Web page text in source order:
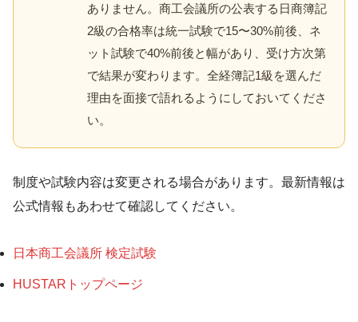
ありません。商工会議所の公表する日商簿記
2級の合格率は統一試験で15〜30%前後、ネ
ット試験で40%前後と幅があり、受け方次第
で結果が変わります。全経簿記1級を選んだ
理由を面接で語れるようにしておいてくださ
い。
制度や試験内容は変更される場合があります。最新情報は
公式情報もあわせて確認してください。
日本商工会議所 検定試験
HUSTARトップページ